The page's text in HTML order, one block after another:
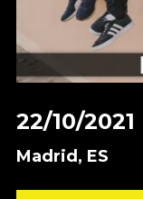
22/10/2021
Madrid, ES